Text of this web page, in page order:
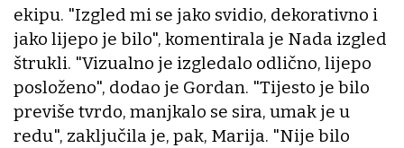
ekipu. "Izgled mi se jako svidio, dekorativno i
jako lijepo je bilo", komentirala je Nada izgled
štrukli. "Vizualno je izgledalo odlično, lijepo
posloženo", dodao je Gordan. "Tijesto je bilo
previše tvrdo, manjkalo se sira, umak je u
redu", zaključila je, pak, Marija. "Nije bilo